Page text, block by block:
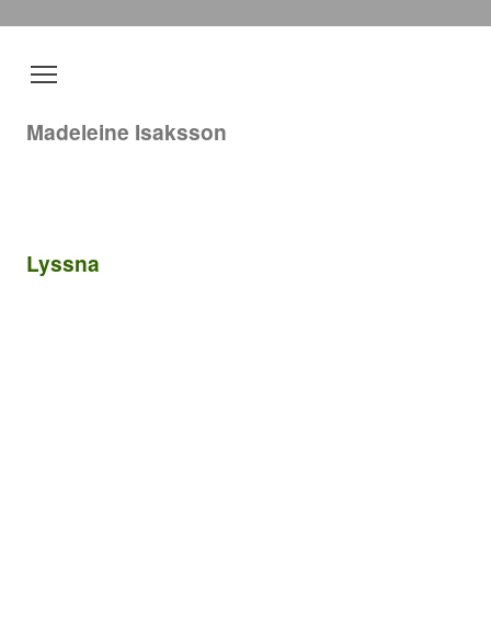
Madeleine Isaksson
Lyssna